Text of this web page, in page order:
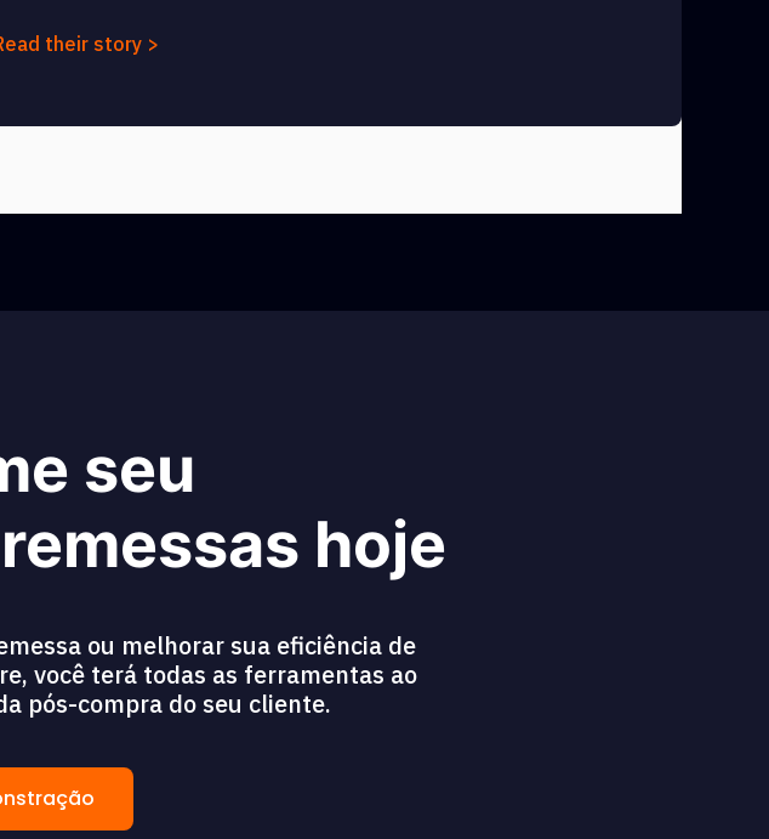
their story >
seu
hoje
ou melhorar sua eficiência de
você terá todas as ferramentas ao
pós-compra do seu cliente.